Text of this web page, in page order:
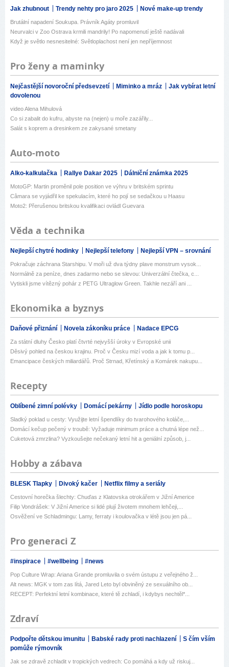
Jak zhubnout Trendy nehty pro jaro 2025 Nové make-up trendy
Brutální napadení Soukupa. Právník Agáty promluvil
Neurvalci v Zoo Ostrava krmili mandrily! Po napomenutí ještě nadávali
Když je světlo nesnesitelné: Světloplachost není jen nepříjemnost
Pro ženy a maminky
Nejčastější novoroční předsevzetí Miminko a mráz
Jak vybírat letní
dovolenou
video Alena Mihulová
Co si zabalit do kufru, abyste na (nejen) u moře zazářily...
Salát s koprem a dresinkem ze zakysané smetany
Auto-moto
Alko-kalkulačka Rallye Dakar 2025 Dálniční známka 2025
MotoGP: Martin proměnil pole position ve výhru v britském sprintu
Câmara se vyjádřil ke spekulacím, které ho pojí se sedačkou u Haasu
Moto2: Přerušenou britskou kvalifikaci ovládl Guevara
Věda a technika
Nejlepší chytré hodinky Nejlepší telefony Nejlepší VPN – srovnání
Pokračuje záchrana Starshipu. V moři už dva týdny plave monstrum vysok...
Normálně za peníze, dnes zadarmo nebo se slevou: Univerzální čtečka, c...
Vytiskli jsme vítězný pohár z PETG Ultraglow Green. Takhle nezáří ani ...
Ekonomika a byznys
Daňové přiznání Novela zákoníku práce Nadace EPCG
Za státní dluhy Česko platí čtvrté nejvyšší úroky v Evropské unii
Děsivý pohled na českou krajinu. Proč v Česku mizí voda a jak k tomu p...
Emancipace českých miliardářů. Proč Strnad, Křetínský a Komárek nakupu...
Recepty
Oblíbené zimní polévky Domácí pekárny Jídlo podle horoskopu
Sladký poklad u cesty: Využijte letní špendlíky do tvarohového koláče,...
Domácí kečup pečený v troubě: Vyžaduje minimum práce a chutná lépe než...
Cuketová zmrzlina? Vyzkoušejte nečekaný letní hit a geniální způsob, j...
Hobby a zábava
BLESK Tlapky Divoký kačer Netflix filmy a seriály
Cestovní horečka šlechty: Chuďas z Klatovska otrokářem v Jižní Americe
Filip Vondrášek: V Jižní Americe si lidé plují životem mnohem lehčeji,...
Osvěžení ve Schladmingu: Lamy, ferraty i koulovačka v létě jsou jen pá...
Pro generaci Z
#inspirace #wellbeing #news
Pop Culture Wrap: Ariana Grande promluvila o svém ústupu z veřejného ž...
Alt news: MGK v tom zas lítá, Jared Leto byl obviněný ze sexuálního ob...
RECEPT: Perfektní letní kombinace, které tě zchladí, i kdybys nechtěl*...
Zdraví
Podpořte dětskou imunitu Babské rady proti nachlazení
S čím vším
pomůže rýmovník
Jak se zdravě zchladit v tropických vedrech: Co pomáhá a kdy už riskuj...